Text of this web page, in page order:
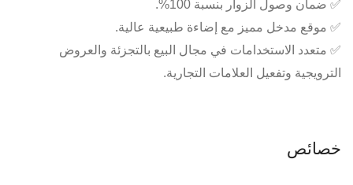
✅ ضمان وصول الزوار بنسبة 100%.
✅ موقع مدخل مميز مع إضاءة طبيعية عالية.
✅ متعدد الاستخدامات في مجال البيع بالتجزئة والعروض
الترويجية وتفعيل العلامات التجارية.
خصائص